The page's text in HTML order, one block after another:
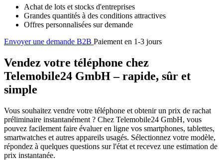
Achat de lots et stocks d'entreprises
Grandes quantités à des conditions attractives
Offres personnalisées sur demande
Envoyer une demande B2B Paiement en 1-3 jours
Vendez votre téléphone chez
Telemobile24 GmbH – rapide, sûr et
simple
Vous souhaitez vendre votre téléphone et obtenir un prix de rachat
préliminaire instantanément ? Chez Telemobile24 GmbH, vous
pouvez facilement faire évaluer en ligne vos smartphones, tablettes,
smartwatches et autres appareils usagés. Sélectionnez votre modèle,
répondez à quelques questions sur l'état et recevez une estimation de
prix instantanée.